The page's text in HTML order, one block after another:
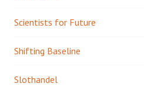
Scientists for Future
Shifting Baseline
Slothandel